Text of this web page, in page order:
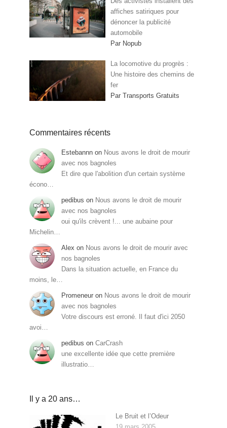
affiches satiriques pour
dénoncer la publicité
automobile
Par Nopub
La locomotive du progrès :
Une histoire des chemins de
fer
Par Transports Gratuits
Commentaires récents
Estebannn on Nous avons le droit de mourir
avec nos bagnoles
Et dire que l'abolition d'un certain système
écono…
pedibus on Nous avons le droit de mourir
avec nos bagnoles
oui qu'ils crèvent !... une aubaine pour
Michelin…
Alex on Nous avons le droit de mourir avec
nos bagnoles
Dans la situation actuelle, en France du
moins, le…
Promeneur on Nous avons le droit de mourir
avec nos bagnoles
Votre discours est erroné. Il faut d'ici 2050
avoi…
pedibus on CarCrash
une excellente idée que cette première
illustratio…
Il y a 20 ans…
Le Bruit et l’Odeur